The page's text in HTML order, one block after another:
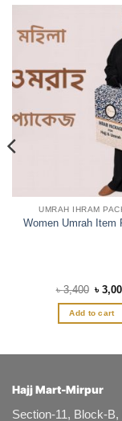
UMRAH IHRAM
Women Umrah Item
৳3,400
price
was:
৳
৳
Add to cart
Hajj Mart-Mirpur
Section-11, Block-